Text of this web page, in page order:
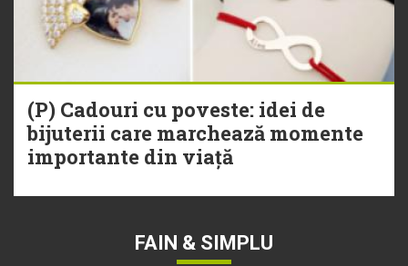
(P) Cadouri cu poveste: idei de
bijuterii care marchează momente
importante din viață
FAIN & SIMPLU